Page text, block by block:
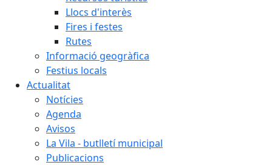
Llocs d'interès
Fires i festes
Rutes
Informació geogràfica
Festius locals
Actualitat
Notícies
Agenda
Avisos
La Vila - butlletí municipal
Publicacions